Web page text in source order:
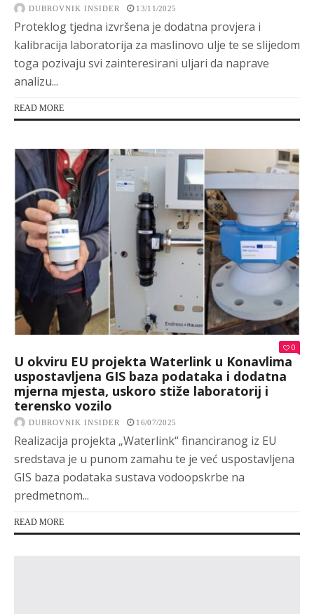
DUBROVNIK INSIDER 13/11/2025
Proteklog tjedna izvršena je dodatna provjera i
kalibracija laboratorija za maslinovo ulje te se slijedom
toga pozivaju svi zainteresirani uljari da naprave
analizu...
READ MORE
0
U okviru EU projekta Waterlink u Konavlima
uspostavljena GIS baza podataka i dodatna
mjerna mjesta, uskoro stiže laboratorij i
terensko vozilo
DUBROVNIK INSIDER 16/07/2025
Realizacija projekta „Waterlink“ financiranog iz EU
sredstava je u punom zamahu te je već uspostavljena
GIS baza podataka sustava vodoopskrbe na
predmetnom...
READ MORE